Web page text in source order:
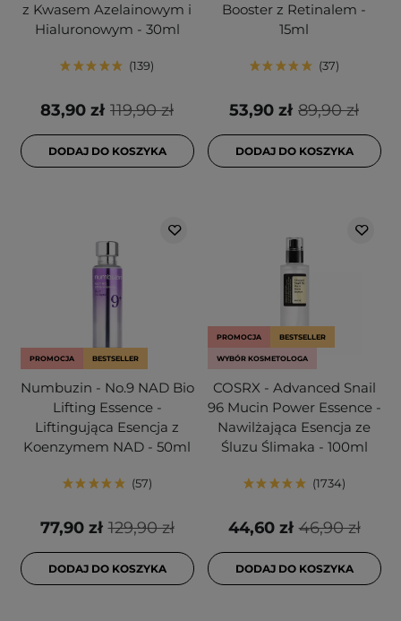
z Kwasem Azelainowym i
Hialuronowym - 30ml
139
119,90 zł
83,90 zł
DODAJ DO KOSZYKA
Booster z Retinalem -
15ml
37
89,90 zł
53,90 zł
DODAJ DO KOSZYKA
PROMOCJA BESTSELLER
Numbuzin - No.9 NAD Bio
Lifting Essence -
Liftingująca Esencja z
Koenzymem NAD - 50ml
57
129,90 zł
77,90 zł
DODAJ DO KOSZYKA
PROMOCJA BESTSELLER
WYBÓR KOSMETOLOGA
COSRX - Advanced Snail
96 Mucin Power Essence -
Nawilżająca Esencja ze
Śluzu Ślimaka - 100ml
1734
46,90 zł
44,60 zł
DODAJ DO KOSZYKA